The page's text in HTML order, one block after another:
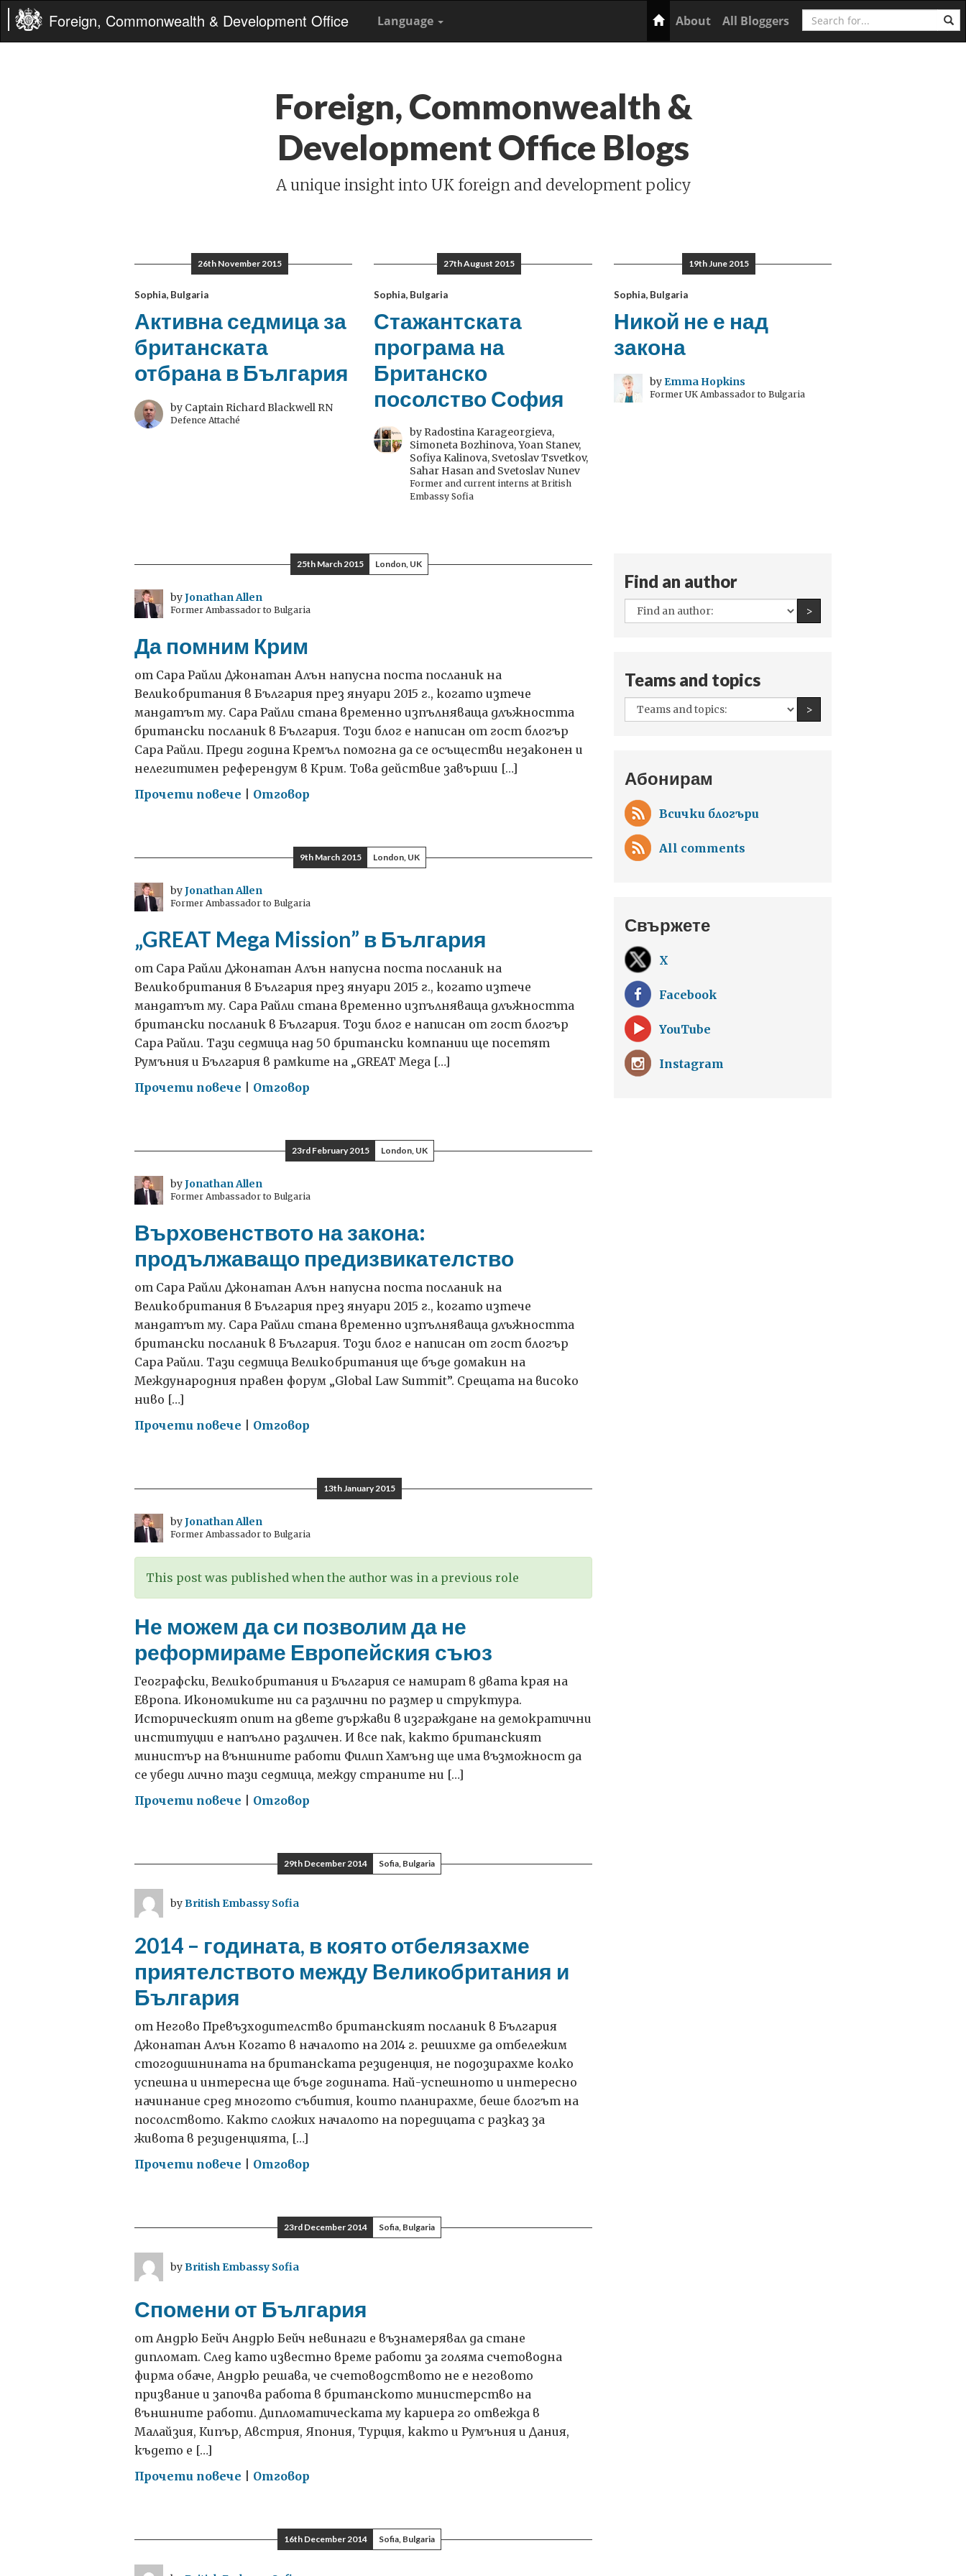
Foreign, Commonwealth & Development Office Language Home
About All Bloggers Search
Foreign, Commonwealth &
Development Office Blogs
A unique insight into UK foreign and development policy
26th November 2015
Sophia, Bulgaria
Активна седмица за
британската
отбрана в България
by Captain Richard Blackwell RN
Defence Attaché
27th August 2015
Sophia, Bulgaria
Стажантската
програма на
Британско
посолство София
by Radostina Karageorgieva,
Simoneta Bozhinova, Yoan Stanev,
Sofiya Kalinova, Svetoslav Tsvetkov,
Sahar Hasan and Svetoslav Nunev
Former and current interns at British
Embassy Sofia
19th June 2015
Sophia, Bulgaria
Никой не е над
закона
by Emma Hopkins
Former UK Ambassador to Bulgaria
25th March 2015 London, UK
byJonathan Allen
Former Ambassador to Bulgaria
Да помним Крим
от Сара Райли Джонатан Алън напусна поста посланик на
Великобритания в България през януари 2015 г., когато изтече
мандатът му. Сара Райли стана временно изпълняваща длъжността
британски посланик в България. Този блог е написан от гост блогър
Сара Райли. Преди година Кремъл помогна да се осъществи незаконен и
нелегитимен референдум в Крим. Това действие завърши […]
Прочети повече onОтговор
9th March 2015 London, UK
byJonathan Allen
Former Ambassador to Bulgaria
„GREAT Mega Mission” в България
от Сара Райли Джонатан Алън напусна поста посланик на
Великобритания в България през януари 2015 г., когато изтече
мандатът му. Сара Райли стана временно изпълняваща длъжността
британски посланик в България. Този блог е написан от гост блогър
Сара Райли. Тази седмица над 50 британски компании ще посетят
Румъния и България в рамките на „GREAT Mega […]
Прочети повече on
Mission”
България
Отговор
23rd February 2015 London, UK
byJonathan Allen
Former Ambassador to Bulgaria
Върховенството на закона:
продължаващо предизвикателство
от Сара Райли Джонатан Алън напусна поста посланик на
Великобритания в България през януари 2015 г., когато изтече
мандатът му. Сара Райли стана временно изпълняваща длъжността
британски посланик в България. Този блог е написан от гост блогър
Сара Райли. Тази седмица Великобритания ще бъде домакин на
Международния правен форум „Global Law Summit”. Срещата на високо
ниво […]
Прочети повече on
продължаващо
предизвикателство
Отговор
13th January 2015
byJonathan Allen
Former Ambassador to Bulgaria
This post was published when the author was in a previous role
Не можем да си позволим да не
реформираме Европейския съюз
Географски, Великобритания и България се намират в двата края на
Европа. Икономиките ни са различни по размер и структура.
Историческият опит на двете държави в изграждане на демократични
институции е напълно различен. И все пак, както британският
министър на външните работи Филип Хамънд ще има възможност да
се убеди лично тази седмица, между страните ни […]
Прочети повече on
реформираме
Европейския
Отговор
29th December 2014 Sofia, Bulgaria
byBritish Embassy Sofia
2014 – годината, в която отбелязахме
приятелството между Великобритания и
България
от Негово Превъзходителство британският посланик в България
Джонатан Алън Когато в началото на 2014 г. решихме да отбележим
стогодишнината на британската резиденция, не подозирахме колко
успешна и интересна ще бъде годината. Най-успешното и интересно
начинание сред многото събития, които планирахме, беше блогът на
посолството. Както сложих началото на поредицата с разказ за
живота в резиденцията, […]
Прочети повече on
годината,
отбелязахме
между
Великобритания
България
Отговор
23rd December 2014 Sofia, Bulgaria
byBritish Embassy Sofia
Спомени от България
от Андрю Бейч Андрю Бейч невинаги е възнамерявал да стане
дипломат. След като известно време работи за голяма счетоводна
фирма обаче, Андрю решава, че счетоводството не е неговото
призвание и започва работа в британското министерство на
външните работи. Дипломатическата му кариера го отвежда в
Малайзия, Кипър, Австрия, Япония, Турция, както и Румъния и Дания,
където е […]
Прочети повече on
България
Отговор
16th December 2014 Sofia, Bulgaria
Find an author
All
authors:
>Find an author
Teams and topics
All
teams
>Find an author
Абонирам
Всички блогъри
All comments
Свържете
X
Facebook
YouTube
Instagram